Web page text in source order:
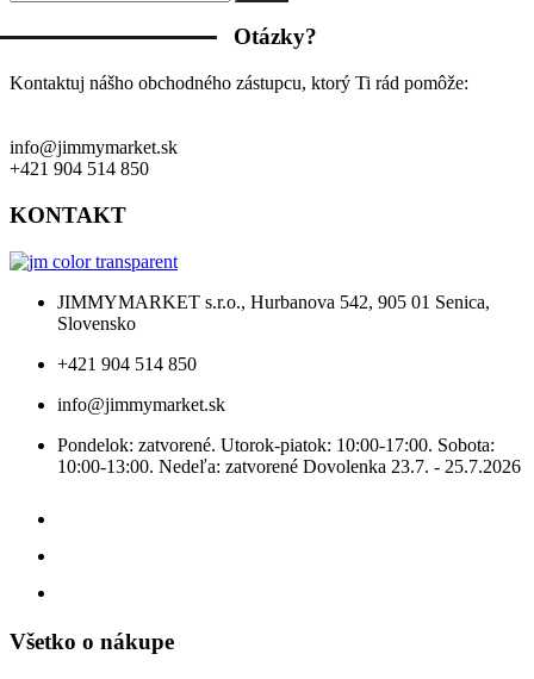
Otázky?
Kontaktuj nášho obchodného zástupcu, ktorý Ti rád pomôže:
info@jimmymarket.sk
+421 904 514 850
KONTAKT
JIMMYMARKET s.r.o., Hurbanova 542, 905 01 Senica,
Slovensko
+421 904 514 850
info@jimmymarket.sk
Pondelok: zatvorené. Utorok-piatok: 10:00-17:00. Sobota:
10:00-13:00. Nedeľa: zatvorené Dovolenka 23.7. - 25.7.2026
Všetko o nákupe